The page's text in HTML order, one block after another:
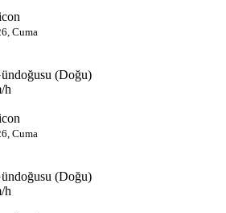
Cuma
(Doğu)
h
Cuma
(Doğu)
h